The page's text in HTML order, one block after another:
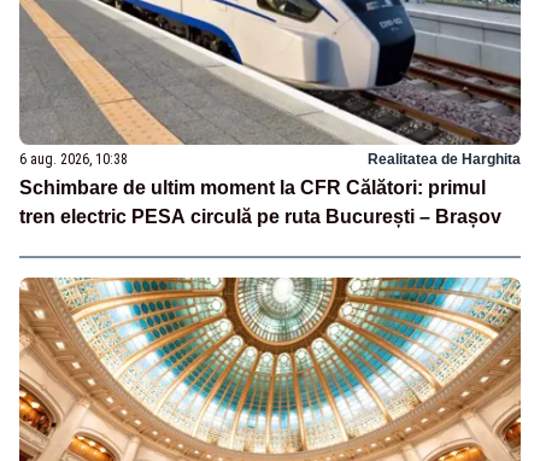
6 aug. 2026, 10:38 Realitatea de Harghita
Schimbare de ultim moment la CFR Călători: primul
tren electric PESA circulă pe ruta București – Brașov